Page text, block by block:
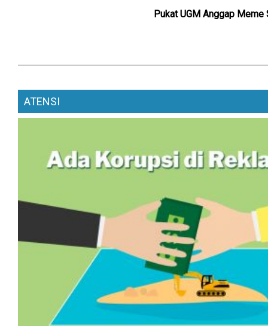
Pukat UGM Anggap
ATENSI